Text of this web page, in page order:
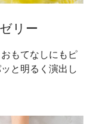
リー
もてなしにもピ
と明るく演出し